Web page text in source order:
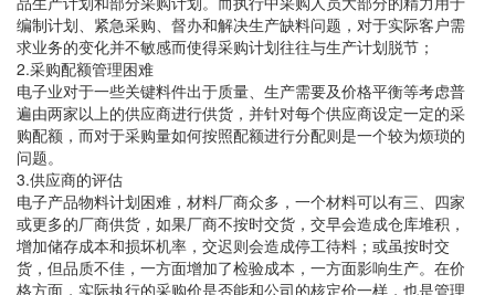
编制计划、紧急采购、督办和解决生产缺料问题，对于实际客户需
求业务的变化并不敏感而使得采购计划往往与生产计划脱节；
2.采购配额管理困难
电子业对于一些关键料件出于质量、生产需要及价格平衡等考虑普
遍由两家以上的供应商进行供货，并针对每个供应商设定一定的采
购配额，而对于采购量如何按照配额进行分配则是一个较为烦琐的
问题。
3.供应商的评估
电子产品物料计划困难，材料厂商众多，一个材料可以有三、四家
或更多的厂商供货，如果厂商不按时交货，交早会造成仓库堆积，
增加储存成本和损坏机率，交迟则会造成停工待料；或虽按时交
货，但品质不佳，一方面增加了检验成本，一方面影响生产。在价
格方面，实际执行的采购价是否能和公司的核定价一样，也是管理